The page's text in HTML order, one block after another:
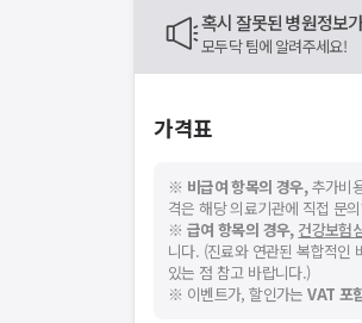
혹시 잘못된 병원정보
모두닥 팀에 알려주세요!
가격표
※ 비급여 항목의 경우,추가비
격은 해당 의료기관에 직접 문
※ 급여 항목의 경우, 건강보험
니다. (진료와 연관된 복합적인
있는 점 참고 바랍니다.)
※ 이벤트가, 할인가는VAT 포